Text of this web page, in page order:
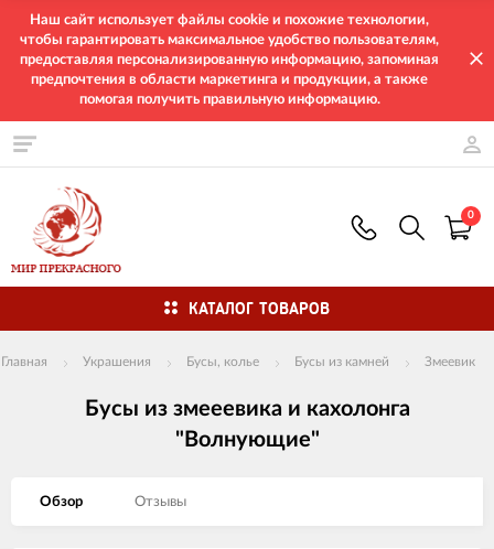
Наш сайт использует файлы cookie и похожие технологии,
чтобы гарантировать максимальное удобство пользователям,
предоставляя персонализированную информацию, запоминая
предпочтения в области маркетинга и продукции, а также
помогая получить правильную информацию.
0
КАТАЛОГ ТОВАРОВ
Главная Украшения Бусы, колье Бусы из камней Змеевик
Бусы из змееевика и кахолонга
"Волнующие"
Обзор Отзывы